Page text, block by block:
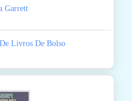
Garrett
Livros De Bolso